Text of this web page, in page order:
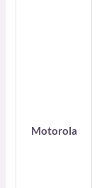
Motorola